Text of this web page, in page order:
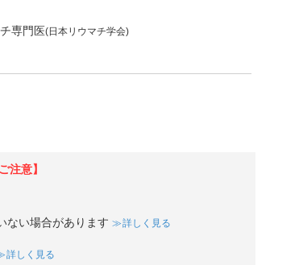
専門医(日本リウマチ学会)
注意】
ない場合があります 詳しく見る
詳しく見る